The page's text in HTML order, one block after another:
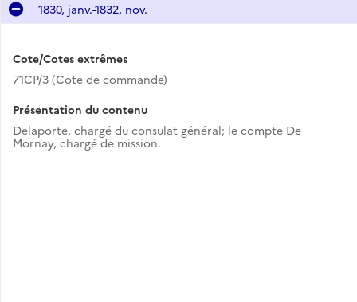
1830, janv.-1832, nov.
Cote/Cotes extrêmes
71CP/3 (Cote de commande)
Présentation du contenu
Delaporte, chargé du consulat général; le compte De
Mornay, chargé de mission.